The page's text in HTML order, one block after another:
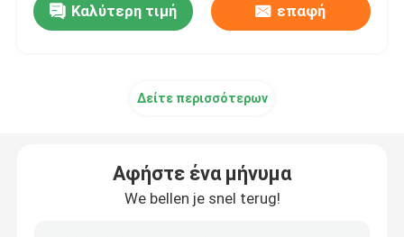
Βίντεο που μετρά τις μηχανές
Οπτική μηχανή μέτρησης OMM
Καλύτερη τιμή επαφή
Δείτε περισσότερων
Αφήστε ένα μήνυμα
We bellen je snel terug!